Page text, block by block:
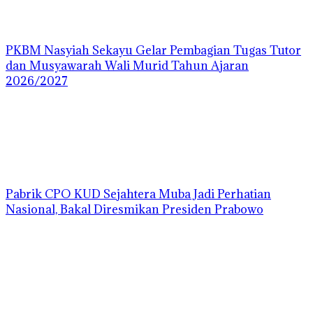
PKBM Nasyiah Sekayu Gelar Pembagian Tugas Tutor
dan Musyawarah Wali Murid Tahun Ajaran
2026/2027
Pabrik CPO KUD Sejahtera Muba Jadi Perhatian
Nasional, Bakal Diresmikan Presiden Prabowo